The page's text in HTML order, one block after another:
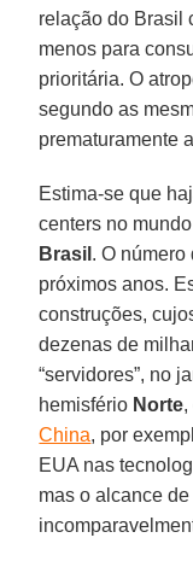
relação do Brasil
menos para
prioritária. O
segundo as
prematuramente
Estima-se que
centers no
Brasil . O
próximos anos.
construções,
dezenas de
“servidores”, no
hemisfério Norte,
China, por
EUA nas
mas o alcance